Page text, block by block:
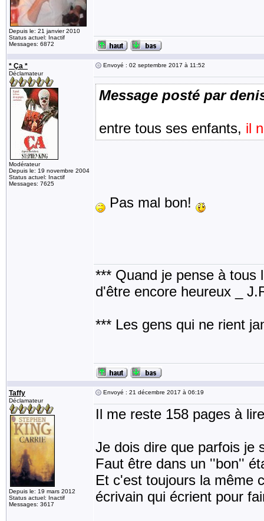
Depuis le: 21 janvier 2010
Status actuel: Inactif
Messages: 6872
* Ça *
Déclamateur
Modérateur
Depuis le: 19 novembre 2004
Status actuel: Inactif
Messages: 7625
Envoyé : 02 septembre 2017 à 11:52
Message posté par
entre tous ses enfants, il
Pas mal bon!
*** Quand je pense à tous
d'être encore heureux _
*** Les gens qui ne rient
Taffy
Déclamateur
Depuis le: 19 mars 2012
Status actuel: Inactif
Messages: 3617
Envoyé : 21 décembre 2017 à 06:19
Il me reste 158 pages à
Je dois dire que parfois je
Faut être dans un ''bon''
Et c'est toujours la même
écrivain qui écrient pour